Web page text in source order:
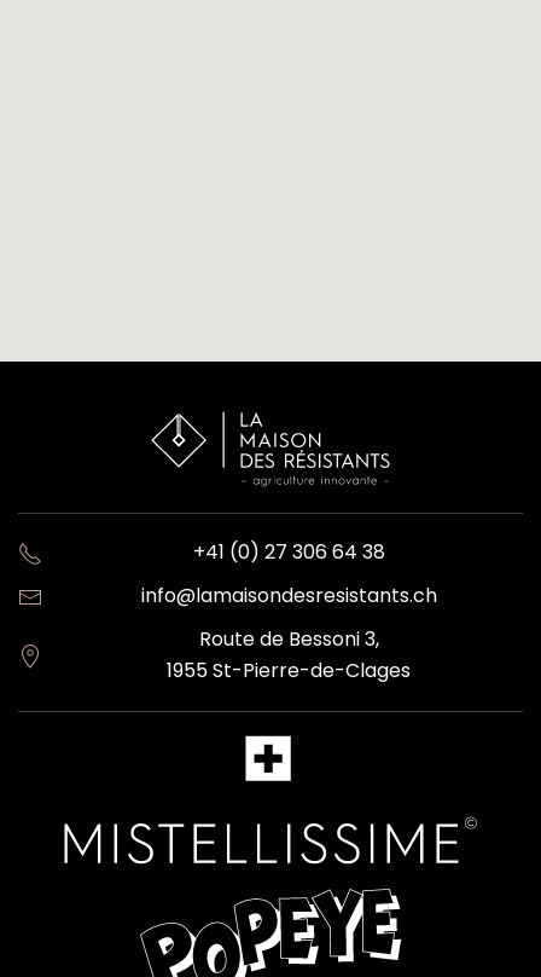
+41 (0) 27 306 64 38
info@lamaisondesresistants.ch
Route de Bessoni 3,
1955 St-Pierre-de-Clages